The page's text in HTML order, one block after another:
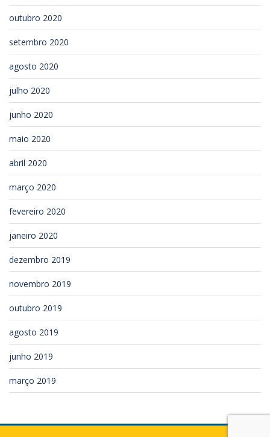
outubro 2020
setembro 2020
agosto 2020
julho 2020
junho 2020
maio 2020
abril 2020
março 2020
fevereiro 2020
janeiro 2020
dezembro 2019
novembro 2019
outubro 2019
agosto 2019
junho 2019
março 2019